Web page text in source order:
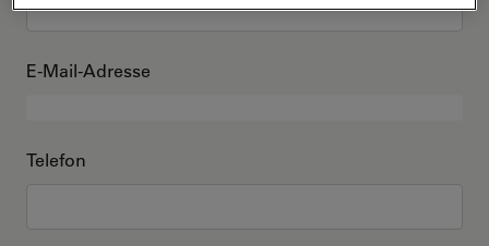
E-Mail-Adresse
Telefon